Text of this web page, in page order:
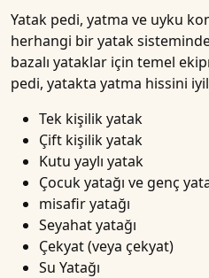
Yatak pedi, yatma ve uyku
herhangi bir yatak
bazalı yataklar için temel
pedi, yatakta yatma hissini
Tek kişilik yatak
Çift kişilik yatak
Kutu yaylı yatak
Çocuk yatağı ve genç
misafir yatağı
Seyahat yatağı
Çekyat (veya çekyat)
Su Yatağı